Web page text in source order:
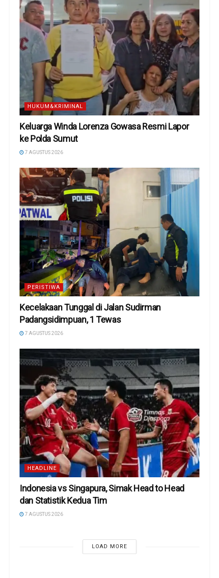
HUKUM&KRIMINAL
Keluarga Winda Lorenza Gowasa Resmi Lapor
ke Polda Sumut
7 AGUSTUS 2026
PERISTIWA
Kecelakaan Tunggal di Jalan Sudirman
Padangsidimpuan, 1 Tewas
7 AGUSTUS 2026
HEADLINE
Indonesia vs Singapura, Simak Head to Head
dan Statistik Kedua Tim
7 AGUSTUS 2026
LOAD MORE